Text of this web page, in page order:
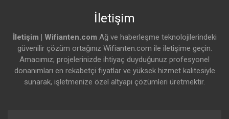
İletişim
İletişim | Wifianten.com Ağ ve haberleşme teknolojilerindeki
güvenilir çözüm ortağınız Wifianten.com ile iletişime geçin.
Amacımız; projelerinizde ihtiyaç duyduğunuz profesyonel
donanımları en rekabetçi fiyatlar ve yüksek hizmet kalitesiyle
sunarak, işletmenize özel altyapı çözümleri üretmektir.